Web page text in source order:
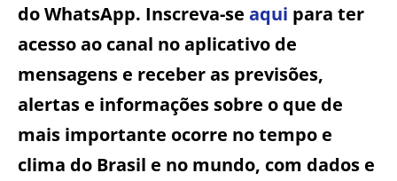
do WhatsApp. Inscreva-se aqui para ter
acesso ao canal no aplicativo de
mensagens e receber as previsões,
alertas e informações sobre o que de
mais importante ocorre no tempo e
clima do Brasil e no mundo, com dados e